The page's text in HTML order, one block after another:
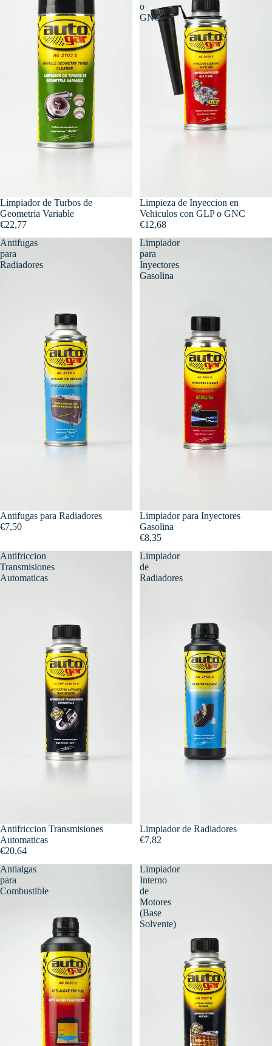
Limpiador de Turbos de
Geometria Variable
€22,77
o
GNC
Limpieza de Inyeccion en
Vehiculos con GLP o GNC
€12,68
Antifugas
para
Radiadores
Antifugas para Radiadores
€7,50
Limpiador
para
Inyectores
Gasolina
Limpiador para Inyectores
Gasolina
€8,35
Antifriccion
Transmisiones
Automaticas
Antifriccion Transmisiones
Automaticas
€20,64
Limpiador
de
Radiadores
Limpiador de Radiadores
€7,82
Antialgas
para
Combustible
Limpiador
Interno
de
Motores
(Base
Solvente)